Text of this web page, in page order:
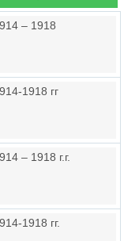
– 1918
1918 гг
– 1918 г.г.
1918 гг.